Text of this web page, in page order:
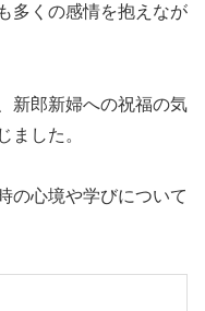
多くの感情を抱えなが
新郎新婦への祝福の気
ました。
の心境や学びについて